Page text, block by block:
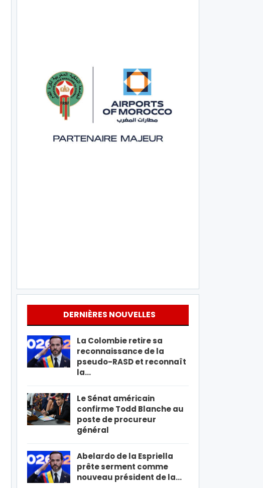
DERNIÈRES NOUVELLES
La Colombie retire sa
reconnaissance de la
pseudo-RASD et reconnaît
la…
Le Sénat américain
confirme Todd Blanche au
poste de procureur
général
Abelardo de la Espriella
prête serment comme
nouveau président de la…